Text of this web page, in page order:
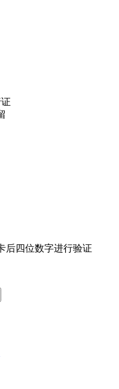
后四位数字进行验证